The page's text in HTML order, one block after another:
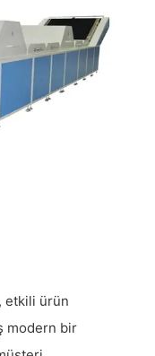
etkili ürün
modern bir